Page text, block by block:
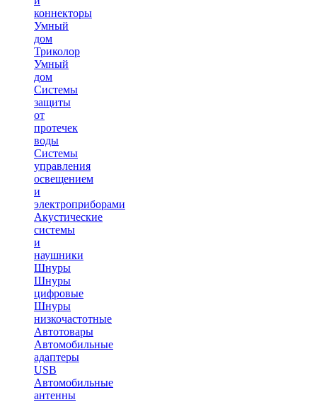
коннекторы
Умный
дом
Триколор
Умный
дом
Системы
защиты
от
протечек
воды
Системы
управления
освещением
и
электроприборами
Акустические
системы
и
наушники
Шнуры
Шнуры
цифровые
Шнуры
низкочастотные
Автотовары
Автомобильные
адаптеры
USB
Автомобильные
антенны